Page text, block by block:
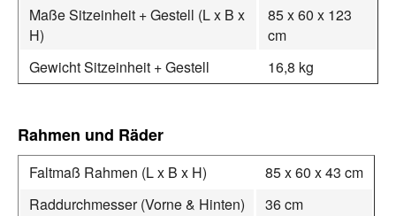
Maße Sitzeinheit + Gestell (L x B x
H)
85 x 60 x 123
cm
Gewicht Sitzeinheit + Gestell
16,8 kg
Rahmen und Räder
Faltmaß Rahmen (L x B x H)
85 x 60 x 43 cm
Raddurchmesser (Vorne & Hinten)
36 cm